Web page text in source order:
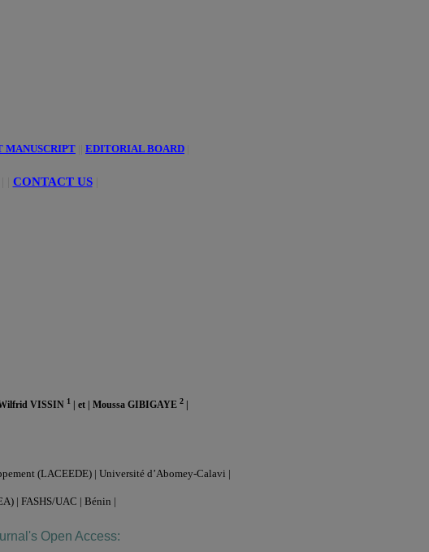
MANUSCRIPT EDITORIAL BOARD
CONTACT US
VISSIN 1| et | Moussa GIBIGAYE 2 |
(LACEEDE) | Université d’Abomey-Calavi |
| FASHS/UAC | Bénin |
Open Access: